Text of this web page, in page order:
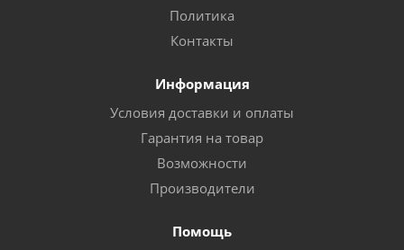
Политика
Контакты
Информация
Условия доставки и оплаты
Гарантия на товар
Возможности
Производители
Помощь